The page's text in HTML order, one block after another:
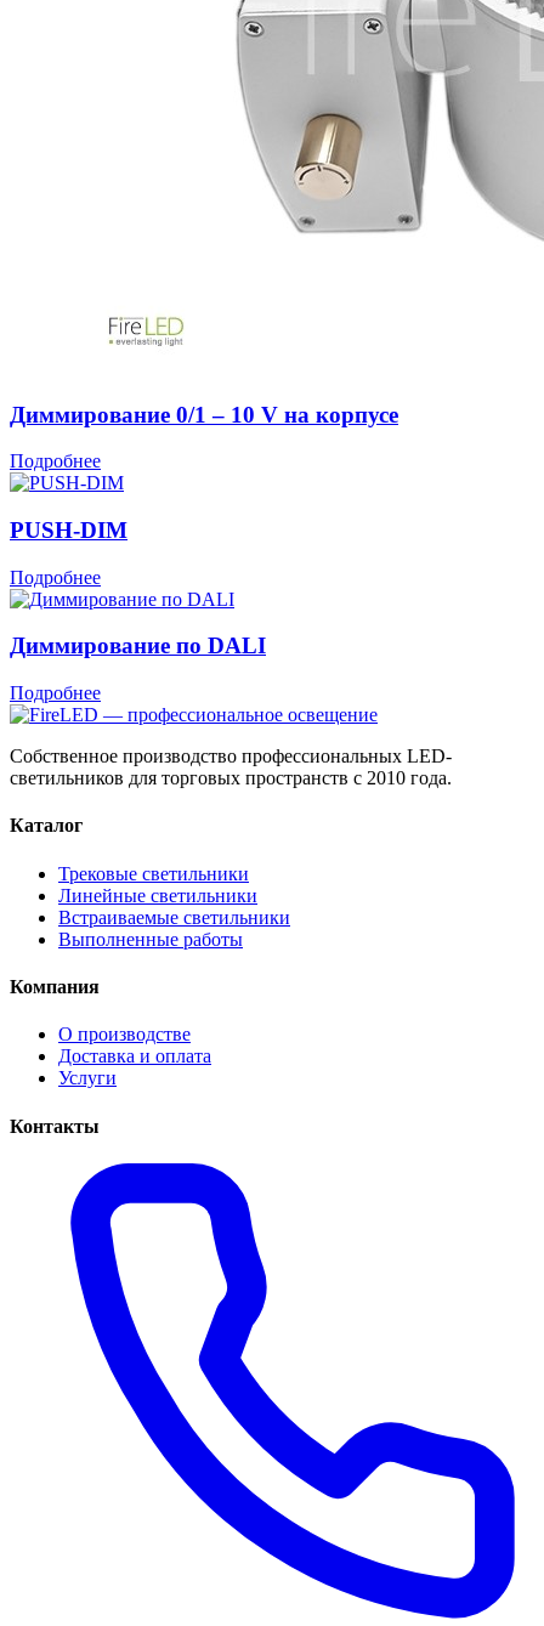
Диммирование 0/1 – 10 V на корпусе
Подробнее
PUSH-DIM
Подробнее
Диммирование по DALI
Подробнее
Собственное производство профессиональных LED-
светильников для торговых пространств с 2010 года.
Каталог
Трековые светильники
Линейные светильники
Встраиваемые светильники
Выполненные работы
Компания
О производстве
Доставка и оплата
Услуги
Контакты